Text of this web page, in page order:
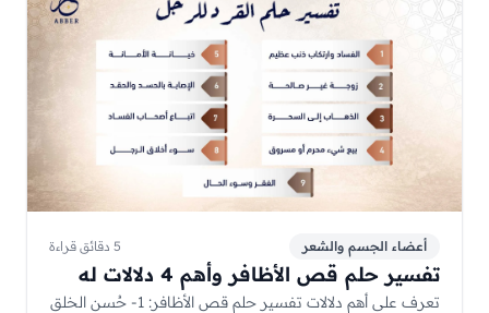
أعضاء الجسم والشعر 5 دقائق قراءة
تفسير حلم قص الأظافر وأهم 4 دلالات له
تعرف على أهم دلالات تفسير حلم قص الأظافر: 1- حُسن الخلق